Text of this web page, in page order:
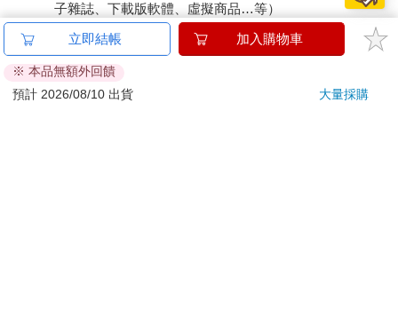
子雜誌、下載版軟體、虛擬商品…等）
已拆封之個人衛生用品。（如：內衣褲、刮鬍刀、除毛
若非上列種類商品，均享有到貨7天的猶豫期（含例假
日）。
立即結帳 加入購物車
※ 本品無額外回饋
預計 2026/08/10 出貨
大量採購